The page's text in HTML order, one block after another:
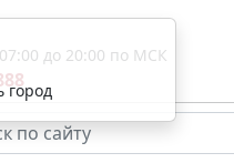
до 20:00 по МСК
город